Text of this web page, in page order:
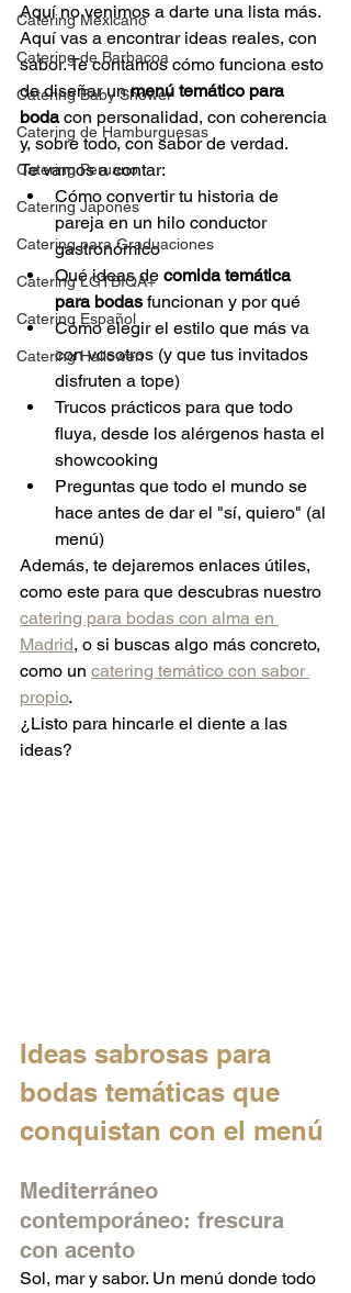
Catering Mexicano
Catering de Barbacoa
Catering Baby Shower
Catering de Hamburguesas
Catering Peruano
Catering Japonés
Catering para Graduaciones
Catering LGTBIQA+
Catering Español
Catering Hallowen
Aquí no venimos a darte una lista más.
Aquí vas a encontrar ideas reales, con
sabor. Te contamos cómo funciona esto
de diseñar un menú temático para
boda con personalidad, con coherencia
y, sobre todo, con sabor de verdad.
Te vamos a contar:
Cómo convertir tu historia de
pareja en un hilo conductor
gastronómico
Qué ideas de comida temática
para bodas funcionan y por qué
Cómo elegir el estilo que más va
con vosotros (y que tus invitados
disfruten a tope)
Trucos prácticos para que todo
fluya, desde los alérgenos hasta el
showcooking
Preguntas que todo el mundo se
hace antes de dar el "sí, quiero" (al
menú)
Además, te dejaremos enlaces útiles,
como este para que descubras nuestro
catering para bodas con alma en
Madrid, o si buscas algo más concreto,
como un catering temático con sabor
propio.
¿Listo para hincarle el diente a las
ideas?
Ideas sabrosas para
bodas temáticas que
conquistan con el menú
Mediterráneo
contemporáneo: frescura
con acento
Sol, mar y sabor. Un menú donde todo